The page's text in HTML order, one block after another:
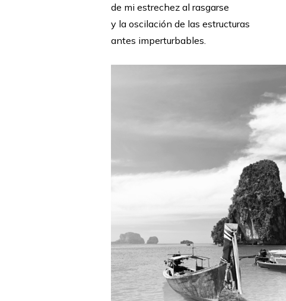
de mi estrechez al rasgarse
y la oscilación de las estructuras
antes imperturbables.